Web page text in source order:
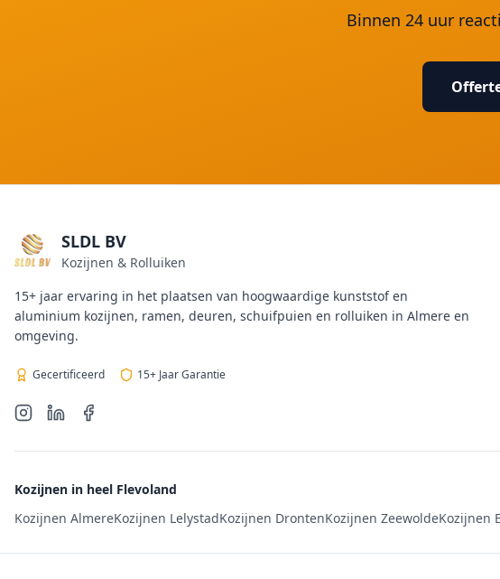
Binnen 24 uur
SLDL BV
Kozijnen & Rolluiken
15+ jaar ervaring in het plaatsen van hoogwaardige kunststof en
aluminium kozijnen, ramen, deuren, schuifpuien en rolluiken in Almere en
omgeving.
Gecertificeerd 15+ Jaar Garantie
Kozijnen in heel Flevoland
Kozijnen AlmereKozijnen LelystadKozijnen DrontenKozijnen ZeewoldeKozijnen